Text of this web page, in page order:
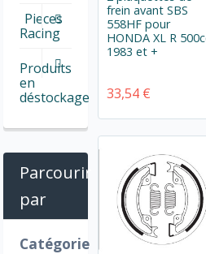
frein avant SBS
558HF pour
HONDA XL R
1983 et +
33,54 €
Pieces
Racing
Produits
en
déstockage
Parcourir
par
Catégorie